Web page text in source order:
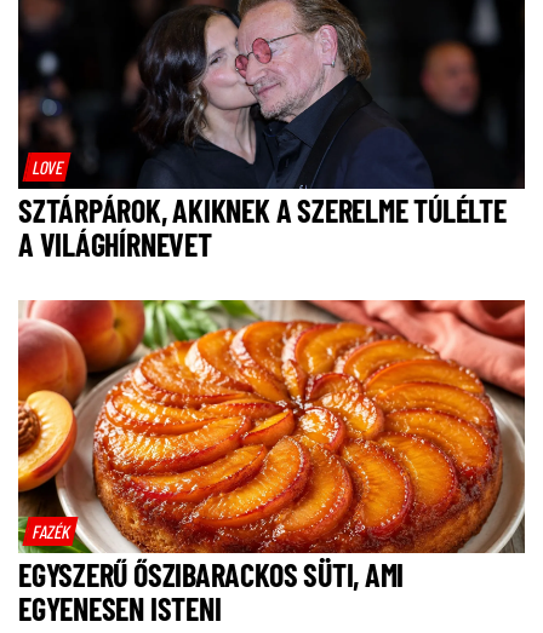
LOVE
SZTÁRPÁROK, AKIKNEK A SZERELME TÚLÉLTE
A VILÁGHÍRNEVET
FAZÉK
EGYSZERŰ ŐSZIBARACKOS SÜTI, AMI
EGYENESEN ISTENI